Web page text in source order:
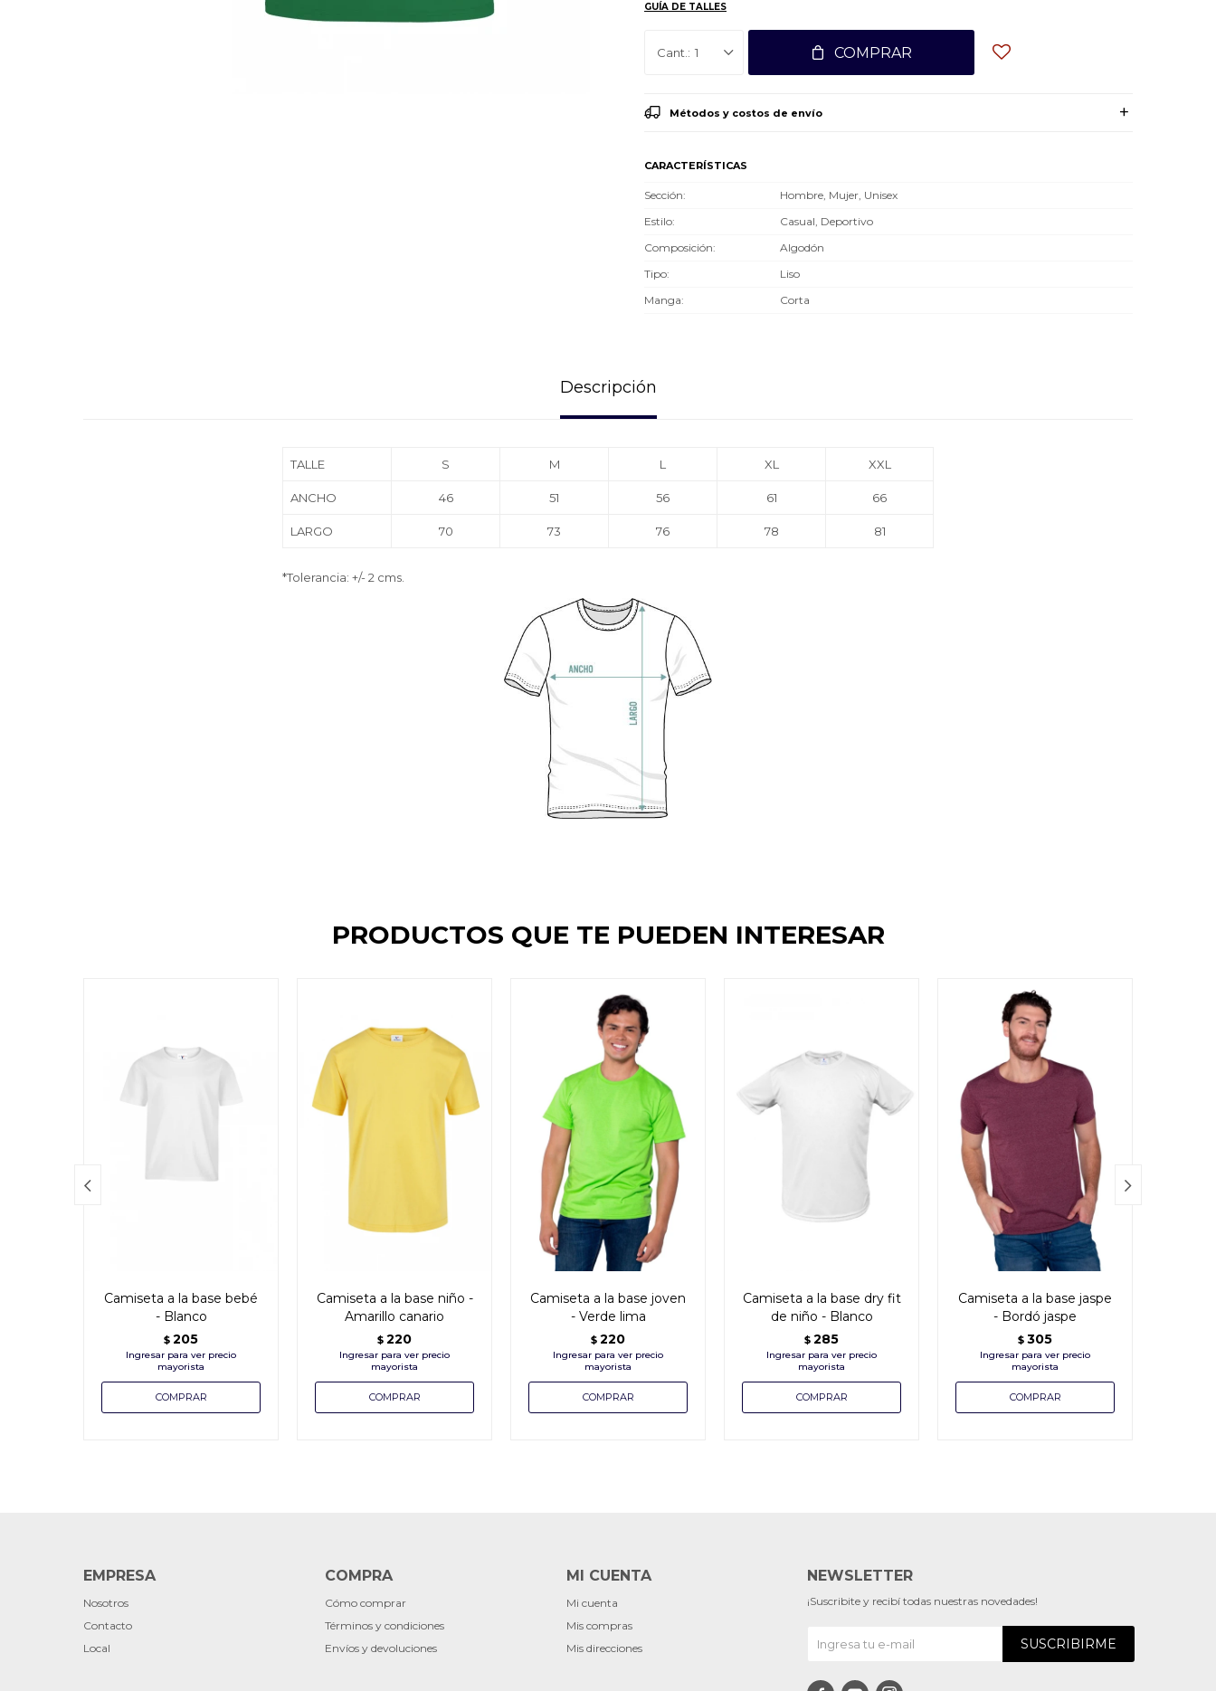
GUÍA DE TALLES
1 COMPRAR
Métodos y costos de envío
CARACTERÍSTICAS
Sección
Hombre, Mujer, Unisex
Estilo
Casual, Deportivo
Composición
Algodón
Tipo
Liso
Manga
Corta
Descripción
TALLE S M L XL XXL
ANCHO 46 51 56 61 66
LARGO 70 73 76 78 81
*Tolerancia: +/- 2 cms.
PRODUCTOS QUE TE PUEDEN INTERESAR
Camiseta a la base bebé
- Blanco
$ 205
Camiseta a la base niño -
Amarillo canario
$ 220
Camiseta a la base joven
- Verde lima
$ 220
Camiseta a la base dry fit
de niño - Blanco
$ 285
Camiseta a la base jaspe
- Bordó jaspe
$ 305
 
EMPRESA
Nosotros
Contacto
Local
COMPRA
Cómo comprar
Términos y condiciones
Envíos y devoluciones
MI CUENTA
Mi cuenta
Mis compras
Mis direcciones
NEWSLETTER
¡Suscribite y recibí todas nuestras novedades!
SUSCRIBIRME